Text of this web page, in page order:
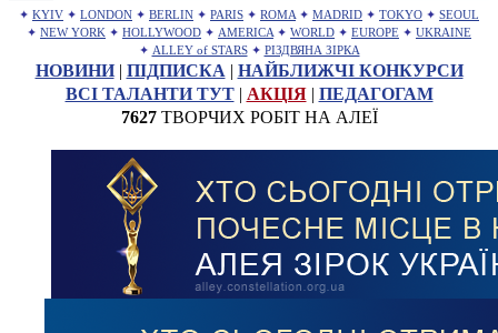
✦ KYIV ✦ LONDON ✦ BERLIN ✦ PARIS ✦ ROMA ✦ MADRID ✦ TOKYO ✦ SEOUL
✦ NEW YORK ✦ HOLLYWOOD ✦ AMERICA ✦ WORLD ✦ EUROPE ✦ UKRAINE
✦ ALLEY of STARS ✦ РІЗДВЯНА ЗІРКА
НОВИНИ| ПІДПИСКА | НАЙБЛИЖЧІ КОНКУРСИ
ВСІ ТАЛАНТИ ТУТ| АКЦІЯ| ПЕДАГОГАМ
7627ТВОРЧИХ РОБІТ НА АЛЕЇ